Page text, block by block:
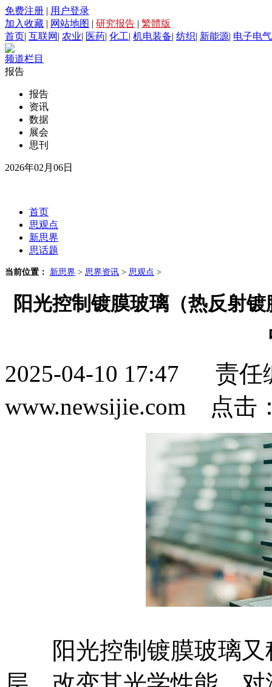
免费注册 | 用户登录
加入收藏 | 网站地图 | 研究报告 | 繁體版
首页| 互联网 | 农业| 医药| 化工| 机电装备| 纺织| 新能源| 电子电气
频道栏目
报告
报告
资讯
数据
展会
思刊
2026年02月06日
首页
思观点
新思界
思话题
当前位置： 新思界 > 思界资讯 > 思观点 >
阳光控制镀膜玻璃（热反射
2025-04-10 17:47 责
www.newsijie.com 点击
阳光控制镀膜玻璃又